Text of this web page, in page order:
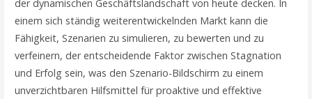
der dynamischen Geschäftslandschaft von heute decken. In
einem sich ständig weiterentwickelnden Markt kann die
Fähigkeit, Szenarien zu simulieren, zu bewerten und zu
verfeinern, der entscheidende Faktor zwischen Stagnation
und Erfolg sein, was den Szenario-Bildschirm zu einem
unverzichtbaren Hilfsmittel für proaktive und effektive